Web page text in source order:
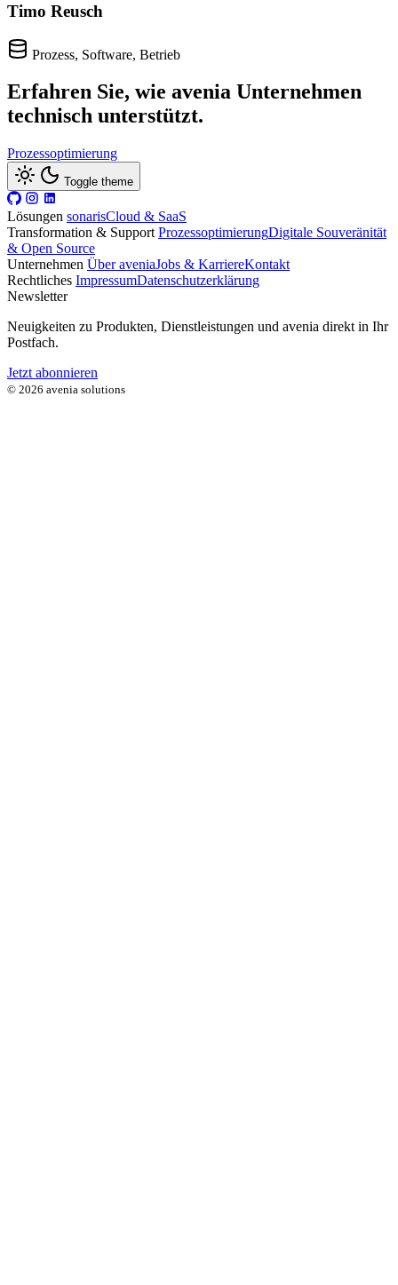
Timo Reusch
Prozess, Software, Betrieb
Erfahren Sie, wie avenia Unternehmen
technisch unterstützt.
Prozessoptimierung
Toggle theme
Lösungen sonarisCloud & SaaS
Transformation & Support ProzessoptimierungDigitale Souveränität
& Open Source
Unternehmen Über aveniaJobs & KarriereKontakt
Rechtliches ImpressumDatenschutzerklärung
Newsletter
Neuigkeiten zu Produkten, Dienstleistungen und avenia direkt in Ihr
Postfach.
Jetzt abonnieren
© 2026 avenia solutions